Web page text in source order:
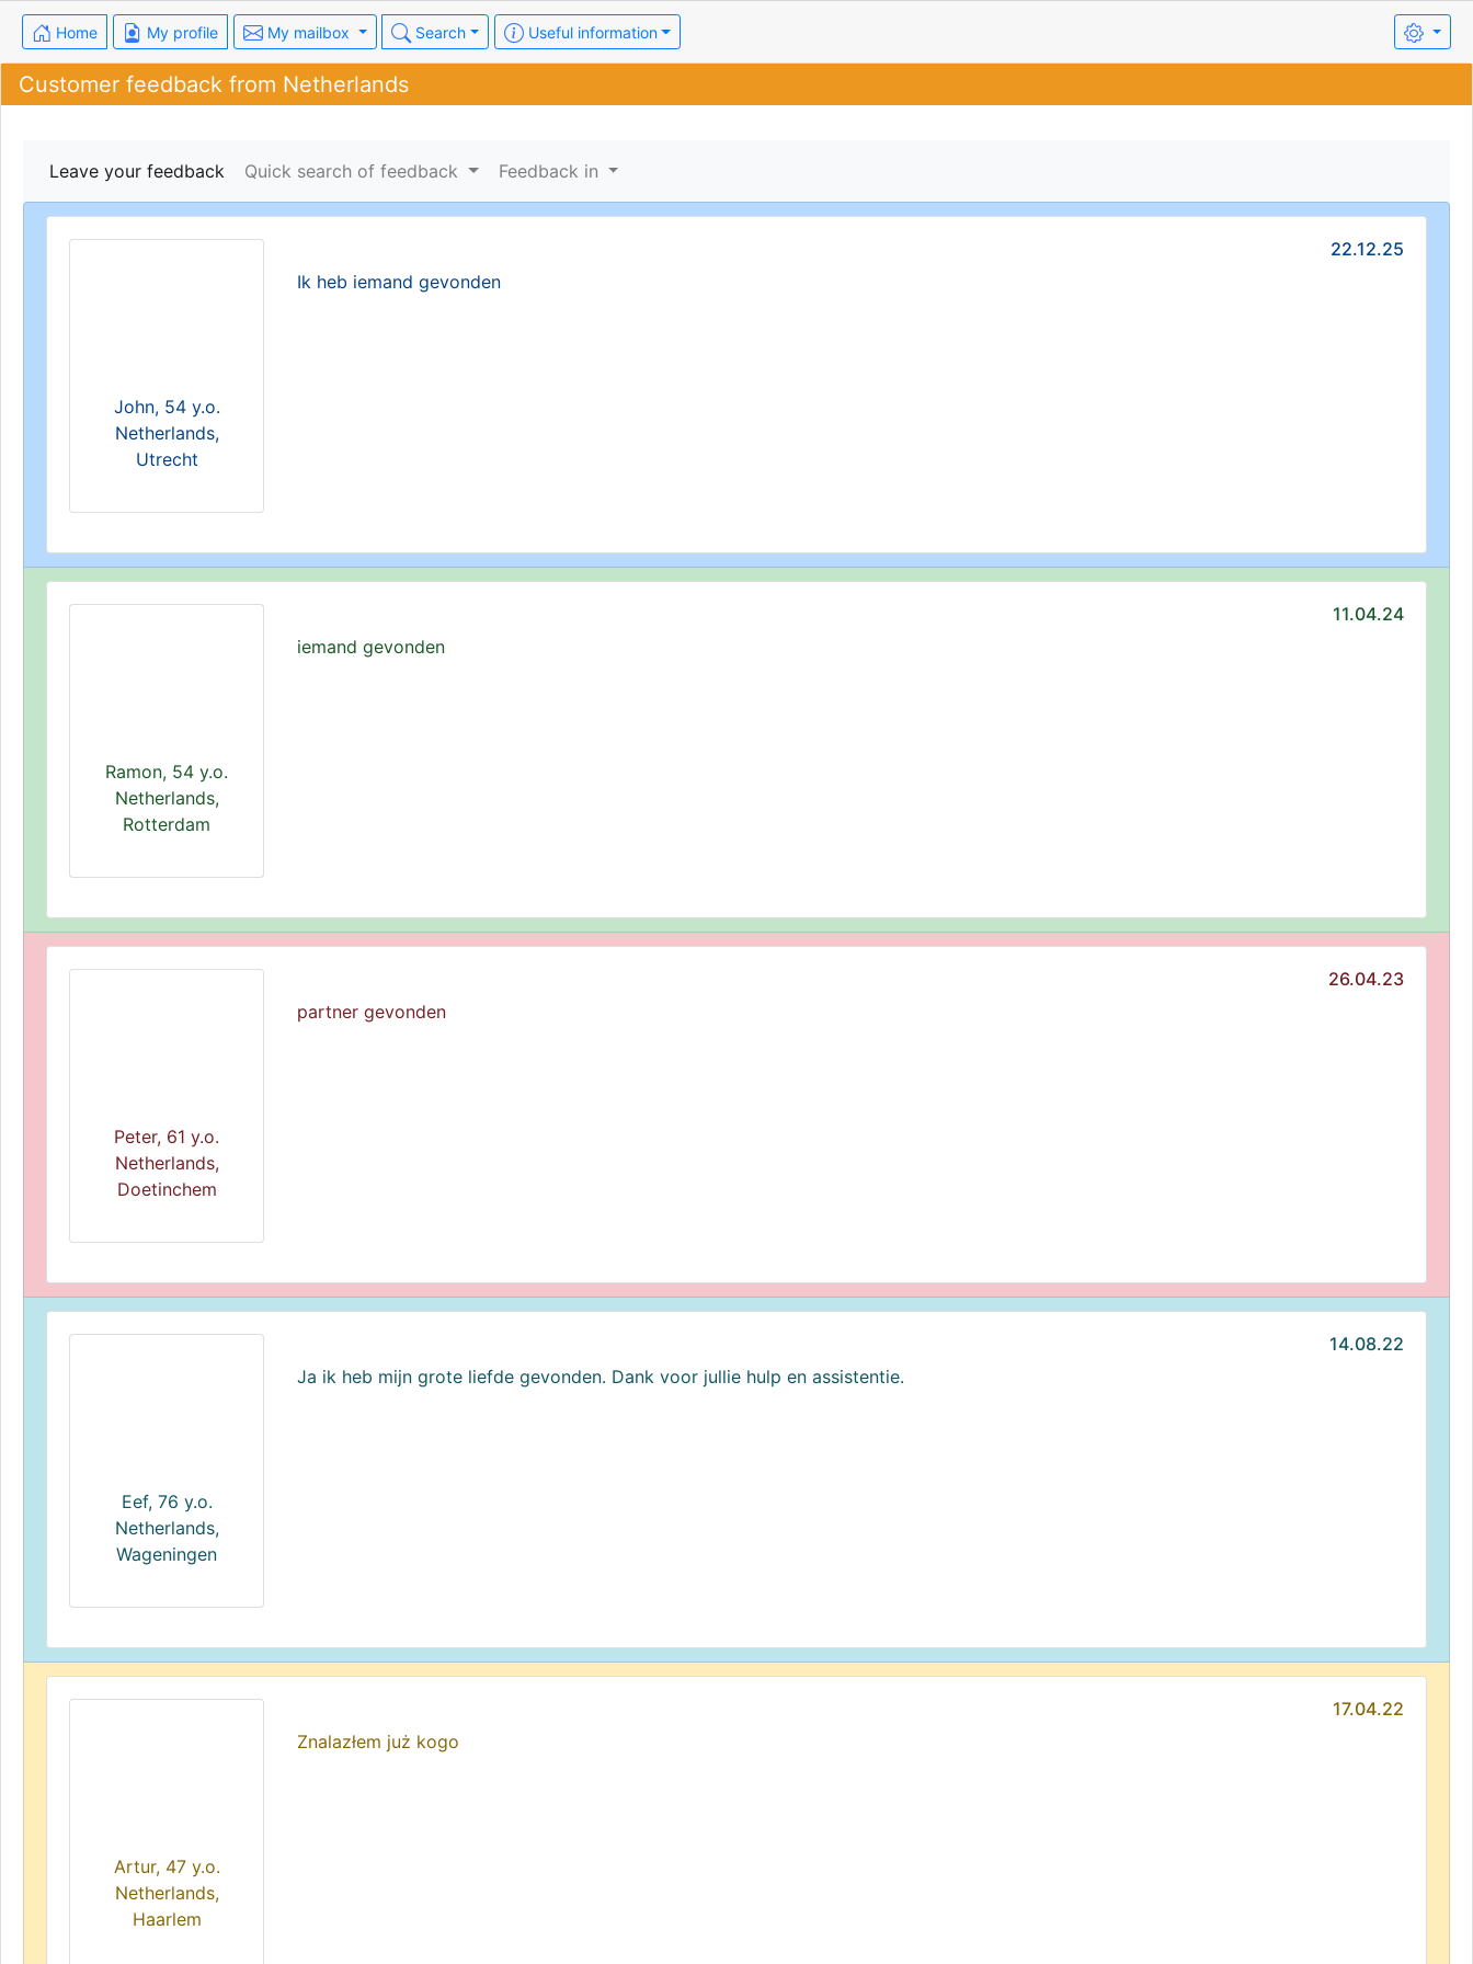
Home My profile My mailbox Search Useful information
Customer feedback from Netherlands
Leave your feedback Quick search of feedback Feedback in
John, 54 y.o.
Netherlands,
Utrecht
22.12.25
Ik heb iemand gevonden
Ramon, 54 y.o.
Netherlands,
Rotterdam
11.04.24
iemand gevonden
Peter, 61 y.o.
Netherlands,
Doetinchem
26.04.23
partner gevonden
Eef, 76 y.o.
Netherlands,
Wageningen
14.08.22
Ja ik heb mijn grote liefde gevonden. Dank voor jullie hulp en assistentie.
Artur, 47 y.o.
Netherlands,
Haarlem
17.04.22
Znalazłem już kogo